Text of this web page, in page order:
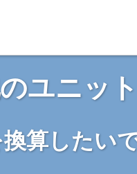
ユニッ
算したい